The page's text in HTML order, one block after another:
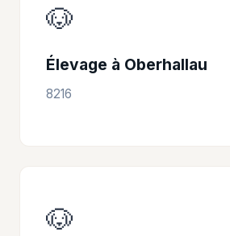
🐶
Élevage à Oberhallau
8216
🐶